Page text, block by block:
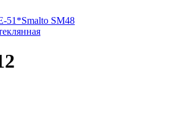
51*Smalto SM48